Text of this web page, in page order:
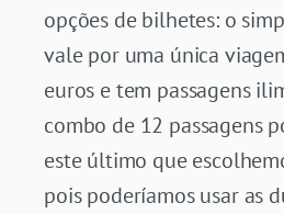
opções de bilhetes: o
vale por uma única
euros e tem passagens
combo de 12 passagens
este último que
pois poderíamos usar as